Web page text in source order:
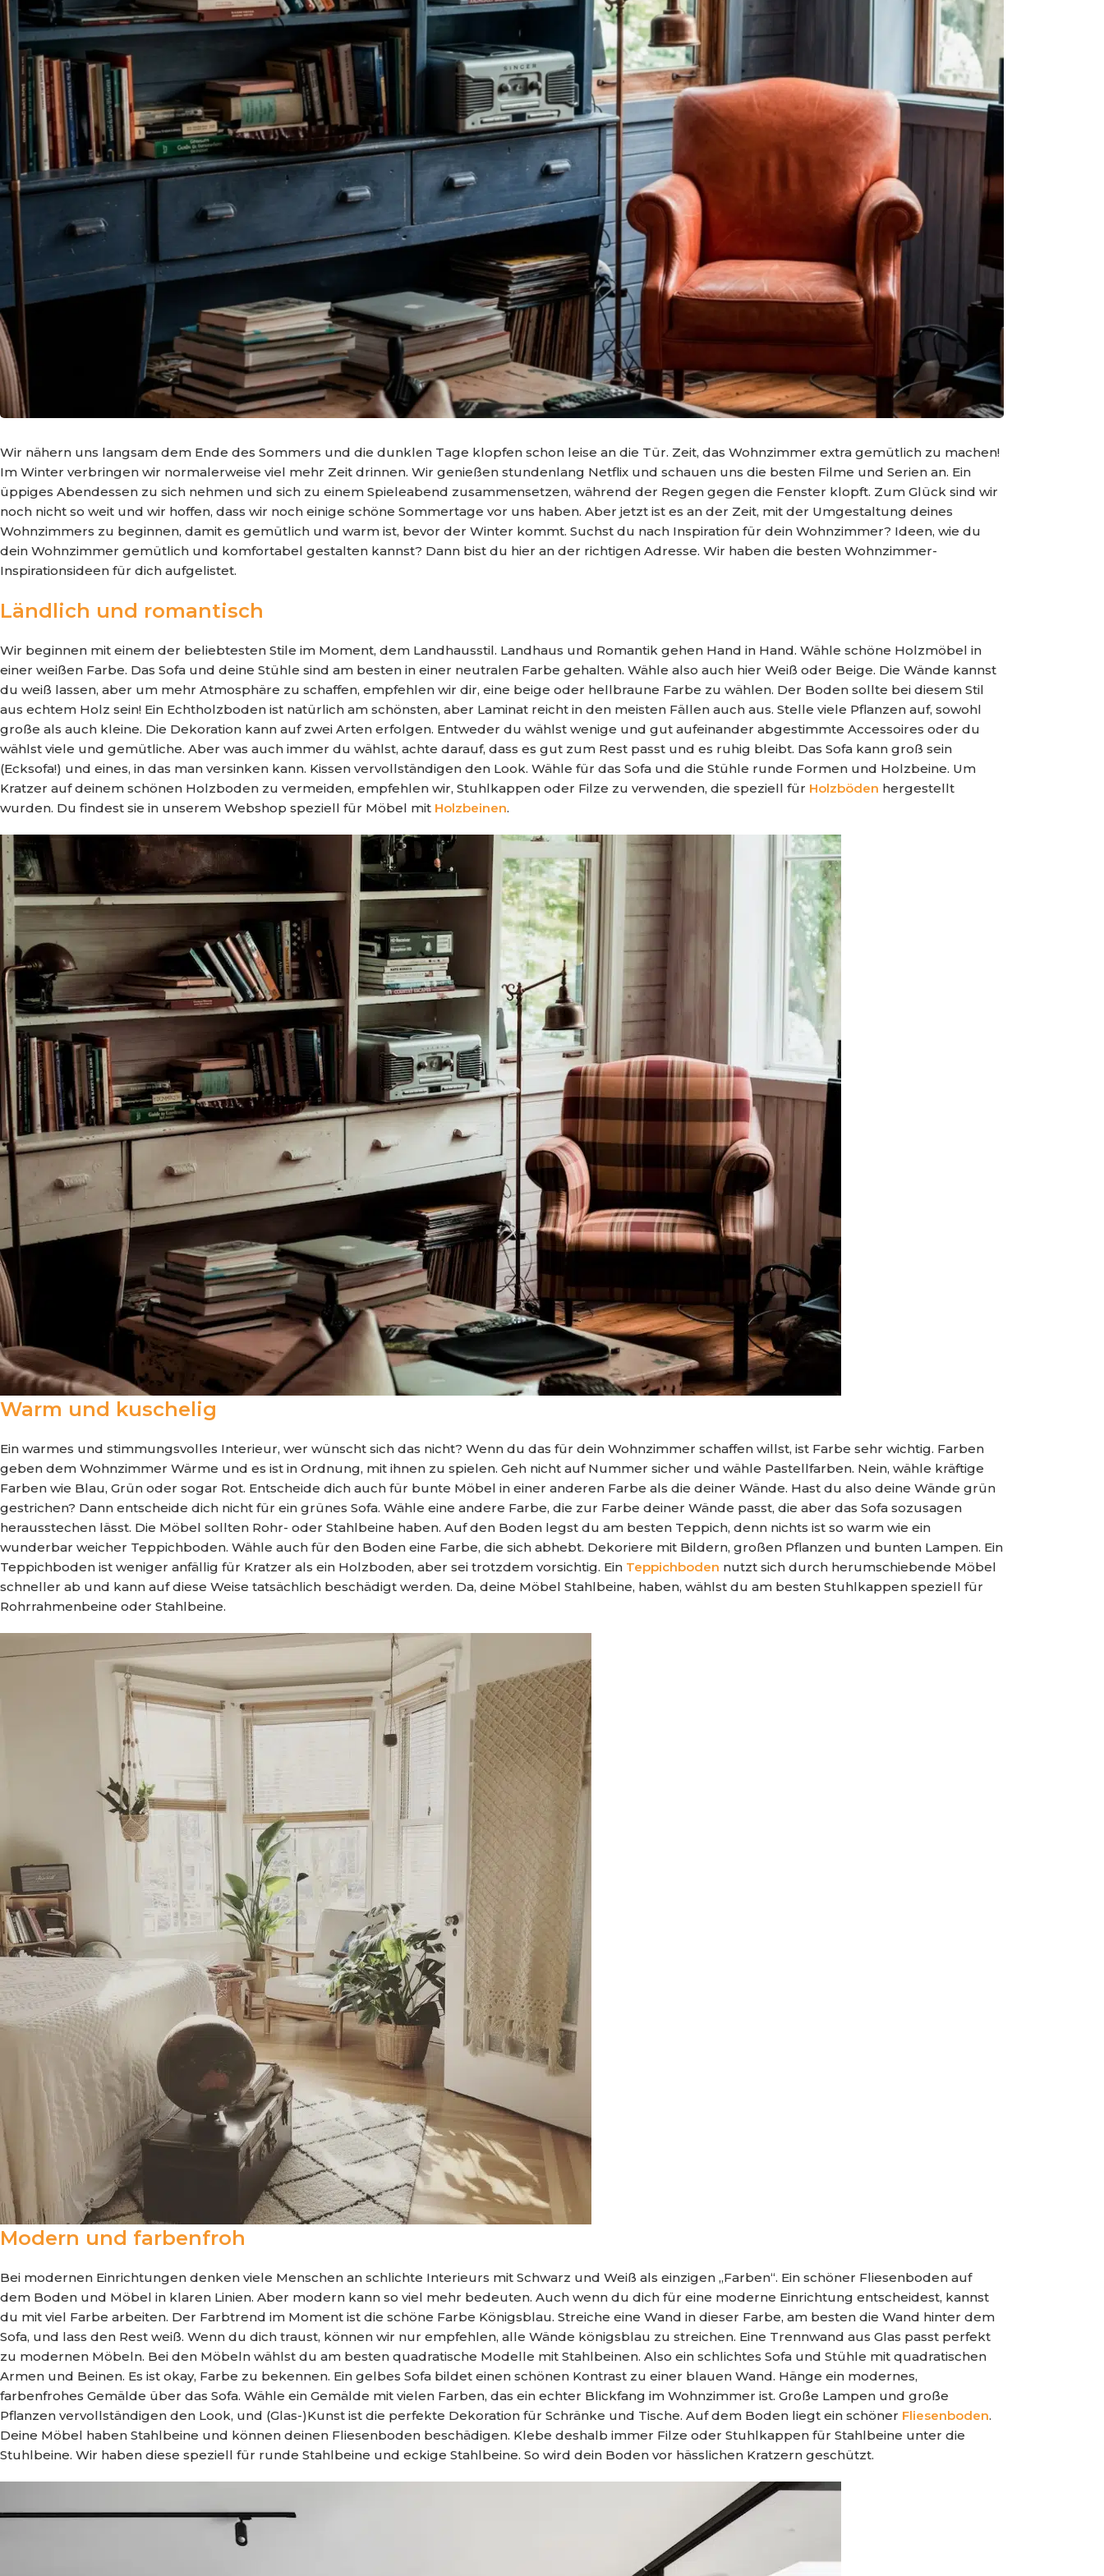
Wir nähern uns langsam dem Ende des Sommers und die dunklen Tage klopfen schon leise an die Tür. Zeit, das Wohnzimmer extra gemütlich zu machen!
Im Winter verbringen wir normalerweise viel mehr Zeit drinnen. Wir genießen stundenlang Netflix und schauen uns die besten Filme und Serien an. Ein
üppiges Abendessen zu sich nehmen und sich zu einem Spieleabend zusammensetzen, während der Regen gegen die Fenster klopft. Zum Glück sind wir
noch nicht so weit und wir hoffen, dass wir noch einige schöne Sommertage vor uns haben. Aber jetzt ist es an der Zeit, mit der Umgestaltung deines
Wohnzimmers zu beginnen, damit es gemütlich und warm ist, bevor der Winter kommt. Suchst du nach Inspiration für dein Wohnzimmer? Ideen, wie du
dein Wohnzimmer gemütlich und komfortabel gestalten kannst? Dann bist du hier an der richtigen Adresse. Wir haben die besten Wohnzimmer-
Inspirationsideen für dich aufgelistet.
Ländlich und romantisch
Wir beginnen mit einem der beliebtesten Stile im Moment, dem Landhausstil. Landhaus und Romantik gehen Hand in Hand. Wähle schöne Holzmöbel in
einer weißen Farbe. Das Sofa und deine Stühle sind am besten in einer neutralen Farbe gehalten. Wähle also auch hier Weiß oder Beige. Die Wände kannst
du weiß lassen, aber um mehr Atmosphäre zu schaffen, empfehlen wir dir, eine beige oder hellbraune Farbe zu wählen. Der Boden sollte bei diesem Stil
aus echtem Holz sein! Ein Echtholzboden ist natürlich am schönsten, aber Laminat reicht in den meisten Fällen auch aus. Stelle viele Pflanzen auf, sowohl
große als auch kleine. Die Dekoration kann auf zwei Arten erfolgen. Entweder du wählst wenige und gut aufeinander abgestimmte Accessoires oder du
wählst viele und gemütliche. Aber was auch immer du wählst, achte darauf, dass es gut zum Rest passt und es ruhig bleibt. Das Sofa kann groß sein
(Ecksofa!) und eines, in das man versinken kann. Kissen vervollständigen den Look. Wähle für das Sofa und die Stühle runde Formen und Holzbeine. Um
Kratzer auf deinem schönen Holzboden zu vermeiden, empfehlen wir, Stuhlkappen oder Filze zu verwenden, die speziell für Holzböden hergestellt
wurden. Du findest sie in unserem Webshop speziell für Möbel mit Holzbeinen.
Warm und kuschelig
Ein warmes und stimmungsvolles Interieur, wer wünscht sich das nicht? Wenn du das für dein Wohnzimmer schaffen willst, ist Farbe sehr wichtig. Farben
geben dem Wohnzimmer Wärme und es ist in Ordnung, mit ihnen zu spielen. Geh nicht auf Nummer sicher und wähle Pastellfarben. Nein, wähle kräftige
Farben wie Blau, Grün oder sogar Rot. Entscheide dich auch für bunte Möbel in einer anderen Farbe als die deiner Wände. Hast du also deine Wände grün
gestrichen? Dann entscheide dich nicht für ein grünes Sofa. Wähle eine andere Farbe, die zur Farbe deiner Wände passt, die aber das Sofa sozusagen
herausstechen lässt. Die Möbel sollten Rohr- oder Stahlbeine haben. Auf den Boden legst du am besten Teppich, denn nichts ist so warm wie ein
wunderbar weicher Teppichboden. Wähle auch für den Boden eine Farbe, die sich abhebt. Dekoriere mit Bildern, großen Pflanzen und bunten Lampen. Ein
Teppichboden ist weniger anfällig für Kratzer als ein Holzboden, aber sei trotzdem vorsichtig. Ein Teppichboden nutzt sich durch herumschiebende Möbel
schneller ab und kann auf diese Weise tatsächlich beschädigt werden. Da, deine Möbel Stahlbeine, haben, wählst du am besten Stuhlkappen speziell für
Rohrrahmenbeine oder Stahlbeine.
Modern und farbenfroh
Bei modernen Einrichtungen denken viele Menschen an schlichte Interieurs mit Schwarz und Weiß als einzigen „Farben“. Ein schöner Fliesenboden auf
dem Boden und Möbel in klaren Linien. Aber modern kann so viel mehr bedeuten. Auch wenn du dich für eine moderne Einrichtung entscheidest, kannst
du mit viel Farbe arbeiten. Der Farbtrend im Moment ist die schöne Farbe Königsblau. Streiche eine Wand in dieser Farbe, am besten die Wand hinter dem
Sofa, und lass den Rest weiß. Wenn du dich traust, können wir nur empfehlen, alle Wände königsblau zu streichen. Eine Trennwand aus Glas passt perfekt
zu modernen Möbeln. Bei den Möbeln wählst du am besten quadratische Modelle mit Stahlbeinen. Also ein schlichtes Sofa und Stühle mit quadratischen
Armen und Beinen. Es ist okay, Farbe zu bekennen. Ein gelbes Sofa bildet einen schönen Kontrast zu einer blauen Wand. Hänge ein modernes,
farbenfrohes Gemälde über das Sofa. Wähle ein Gemälde mit vielen Farben, das ein echter Blickfang im Wohnzimmer ist. Große Lampen und große
Pflanzen vervollständigen den Look, und (Glas-)Kunst ist die perfekte Dekoration für Schränke und Tische. Auf dem Boden liegt ein schöner Fliesenboden.
Deine Möbel haben Stahlbeine und können deinen Fliesenboden beschädigen. Klebe deshalb immer Filze oder Stuhlkappen für Stahlbeine unter die
Stuhlbeine. Wir haben diese speziell für runde Stahlbeine und eckige Stahlbeine. So wird dein Boden vor hässlichen Kratzern geschützt.